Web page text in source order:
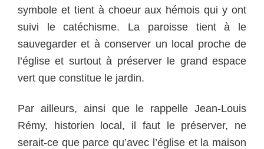
symbole et tient à choeur aux hémois qui y ont
suivi le catéchisme. La paroisse tient à le
sauvegarder et à conserver un local proche de
l’église et surtout à préserver le grand espace
vert que constitue le jardin.
Par ailleurs, ainsi que le rappelle Jean-Louis
Rémy, historien local, il faut le préserver, ne
serait-ce que parce qu’avec l’église et la maison